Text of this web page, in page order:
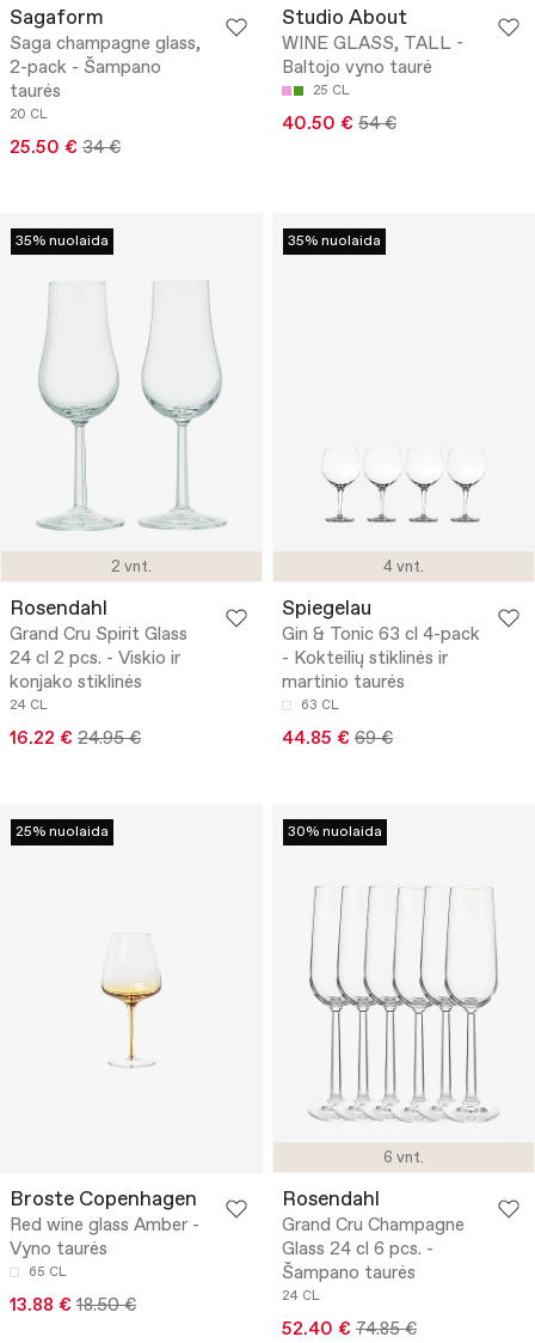
Sagaform
Saga champagne glass,
2-pack - Šampano
taurės
20 CL
25.50 € 34 €
Studio About
WINE GLASS, TALL -
Baltojo vyno taurė
25 CL
40.50 € 54 €
2 vnt.
35% nuolaida
Rosendahl
Grand Cru Spirit Glass
24 cl 2 pcs. - Viskio ir
konjako stiklinės
24 CL
16.22 € 24.95 €
4 vnt.
35% nuolaida
Spiegelau
Gin & Tonic 63 cl 4-pack
- Kokteilių stiklinės ir
martinio taurės
63 CL
44.85 € 69 €
25% nuolaida
Broste Copenhagen
Red wine glass Amber -
Vyno taurės
65 CL
13.88 € 18.50 €
6 vnt.
30% nuolaida
Rosendahl
Grand Cru Champagne
Glass 24 cl 6 pcs. -
Šampano taurės
24 CL
52.40 € 74.85 €